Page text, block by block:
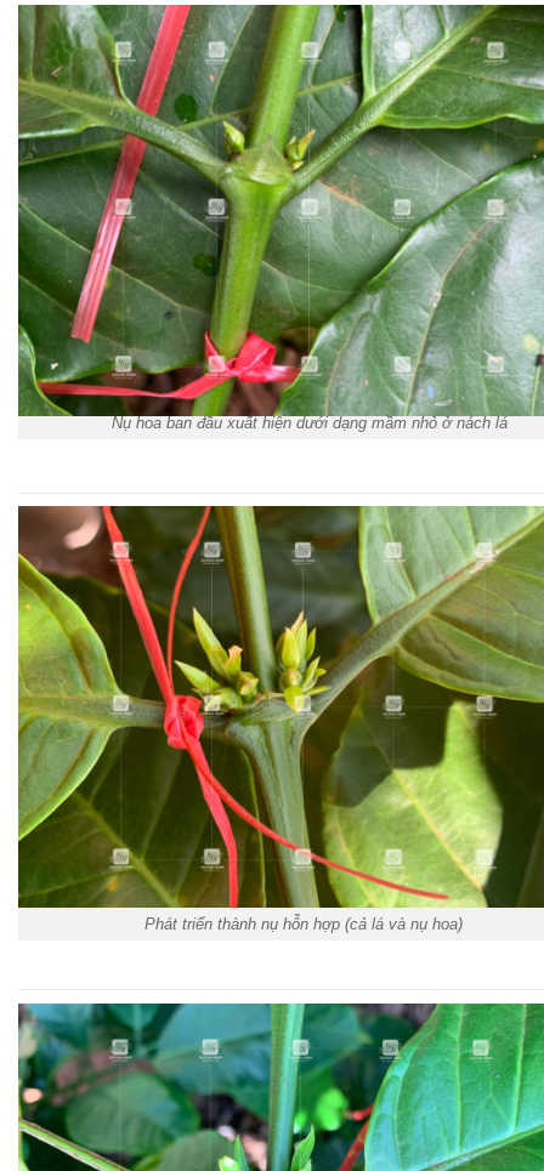
Nụ hoa ban đầu xuất hiện dưới dạng mầm nhỏ ở nách lá
Phát triển thành nụ hỗn hợp (cả lá và nụ hoa)